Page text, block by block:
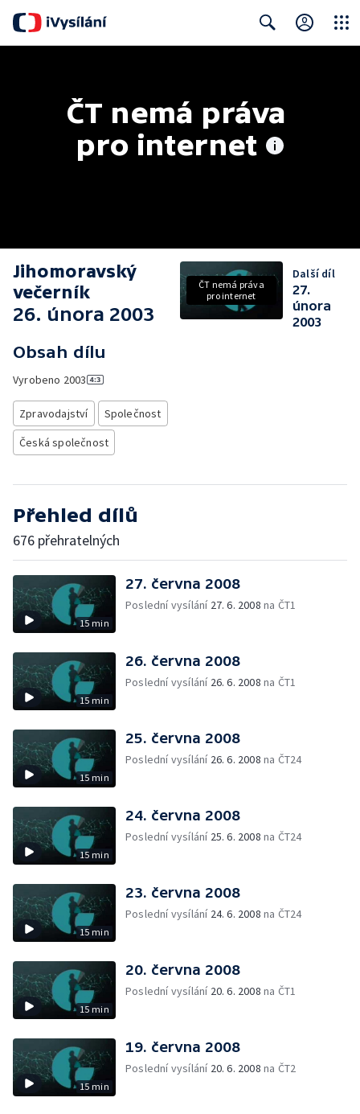
ČT nemá práva
pro internet
Jihomoravský
večerník
26. února 2003
Obsah dílu
Vyrobeno 2003
Zpravodajství
Společnost
Česká společnost
ČT nemá práva
pro internet
Další díl
27.
února
2003
Přehled dílů
676 přehratelných
15 min
27. června 2008
Poslední vysílání 27. 6. 2008 na ČT1
15 min
26. června 2008
Poslední vysílání 26. 6. 2008 na ČT1
15 min
25. června 2008
Poslední vysílání 26. 6. 2008 na ČT24
15 min
24. června 2008
Poslední vysílání 25. 6. 2008 na ČT24
15 min
23. června 2008
Poslední vysílání 24. 6. 2008 na ČT24
15 min
20. června 2008
Poslední vysílání 20. 6. 2008 na ČT1
15 min
19. června 2008
Poslední vysílání 20. 6. 2008 na ČT2